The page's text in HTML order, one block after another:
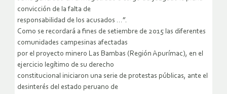
convicción de la falta de
responsabilidad de los acusados …”.
Como se recordará a fines de setiembre de 2015 las diferentes
comunidades campesinas afectadas
por el proyecto minero Las Bambas (Región Apurímac), en el
ejercicio legítimo de su derecho
constitucional iniciaron una serie de protestas públicas, ante el
desinterés del estado peruano de